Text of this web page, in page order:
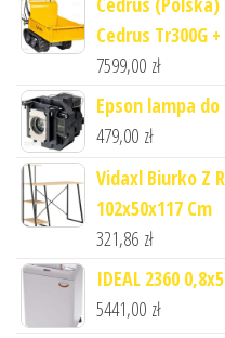
Cedrus Tr300G
7599,00 zł
Epson lampa
479,00 zł
Vidaxl Biurko Z
102x50x117 Cm
321,86 zł
IDEAL 2360
5441,00 zł